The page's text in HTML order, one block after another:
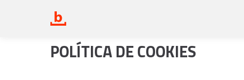
POLÍTICA DE COOKIES